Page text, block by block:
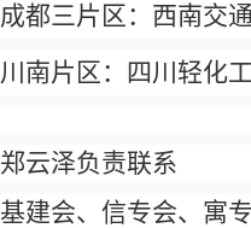
成都三片区：西南交
川南片区：四川轻化
郑云泽负责联系
基建会、信专会、寓